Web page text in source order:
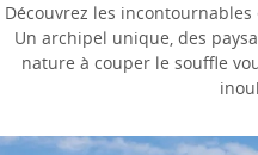
Découvrez les
Un archipel unique, des
nature à couper le souffle